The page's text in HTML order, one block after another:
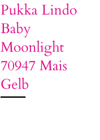
Pukka Lindo
Baby
Moonlight
70947 Mais
Gelb